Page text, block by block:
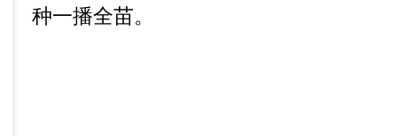
种一播全苗。